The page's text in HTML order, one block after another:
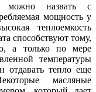
можно назвать с
мощность у
теплоемкость
способствуют тому,
а только по мере
температуры
отдавать тепло еще
масляные